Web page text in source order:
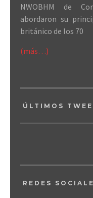
NWOBHM de
abordaron su
británico de los 70
(más…)
ÚLTIMOS
REDES